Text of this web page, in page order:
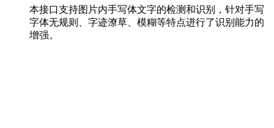
本接口支持图片内手写体文字的检测和识别，针对手写
字体无规则、字迹潦草、模糊等特点进行了识别能力的
增强。